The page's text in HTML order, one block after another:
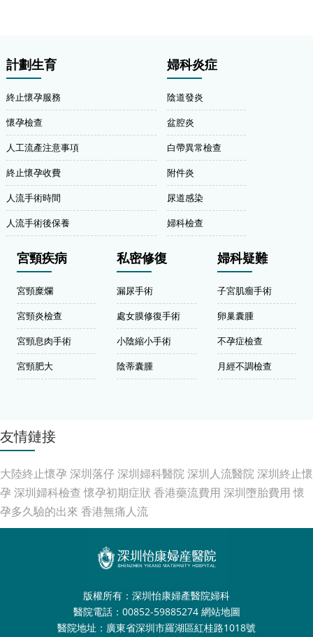
計劃生育
終止懷孕服務
懷孕檢查
人工流產注意事項
終止懷孕收費
人流手術時間
人流手術後保養
婦科炎症
陰道發炎
盆腔炎
白帶異常檢查
附件炎
尿道感染
婦科檢查
宮頸疾病
宮頸糜爛
宮頸炎檢查
宮頸息肉手術
宮頸肥大
私密修復
漏尿手術
處女膜修復手術
小陰縮小手術
陰蒂囊腫
婦科疑難
子宮肌瘤手術
卵巢囊腫
不孕症檢查
月經不調檢查
友情鏈接
大陸終止懷孕 深圳落仔深圳婦科醫院深圳人流醫院深圳終止懷
孕 深圳婦科檢查 懷孕初期症狀 香港藥流費用 深圳墮胎費用 懷
孕多久驗的出來 香港無痛人流
版權所有：深圳怡康婦產醫院婦科
醫院電話：00852-59885274 網站地圖
醫院地址：廣東省深圳市羅湖區紅桂路1018號